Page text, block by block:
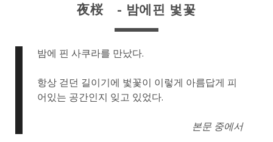
夜桜 - 밤에핀 벛꽃
밤에 핀 사쿠라를 만났다.
항상 걷던 길이기에 벛꽃이 이렇게 아름답게 피
어있는 공간인지 잊고 있었다.
본문 중에서